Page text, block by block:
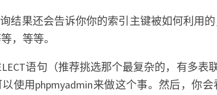
询结果还会告诉你你的索引主键被如何利用
，等等。
语句（推荐挑选那个最复杂的，有多表
使用phpmyadmin来做这个事。然后，你